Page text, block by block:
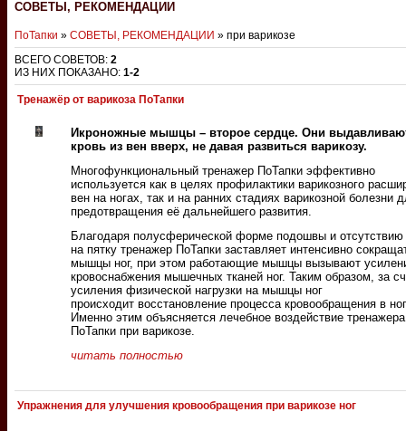
СОВЕТЫ, РЕКОМЕНДАЦИИ
ПоТапки » СОВЕТЫ, РЕКОМЕНДАЦИИ » при варикозе
ВСЕГО СОВЕТОВ: 2
ИЗ НИХ ПОКАЗАНО: 1-2
Тренажёр от варикоза ПоТапки
Икроножные мышцы – второе сердце. Они
кровь из вен вверх, не давая развиться варикозу.
Многофункциональный тренажер ПоТапки эффективно
используется как в целях профилактики варикозного
вен на ногах, так и на ранних стадиях варикозной болезни
предотвращения её дальнейшего развития.
Благодаря полусферической форме подошвы и
на пятку тренажер ПоТапки заставляет интенсивно
мышцы ног, при этом работающие мышцы вызывают
кровоснабжения мышечных тканей ног. Таким образом, за
усиления физической нагрузки на мышцы ног
происходит восстановление процесса кровообращения в
Именно этим объясняется лечебное воздействие тренажера
ПоТапки при варикозе.
читать полностью
Упражнения для улучшения кровообращения при варикозе ног